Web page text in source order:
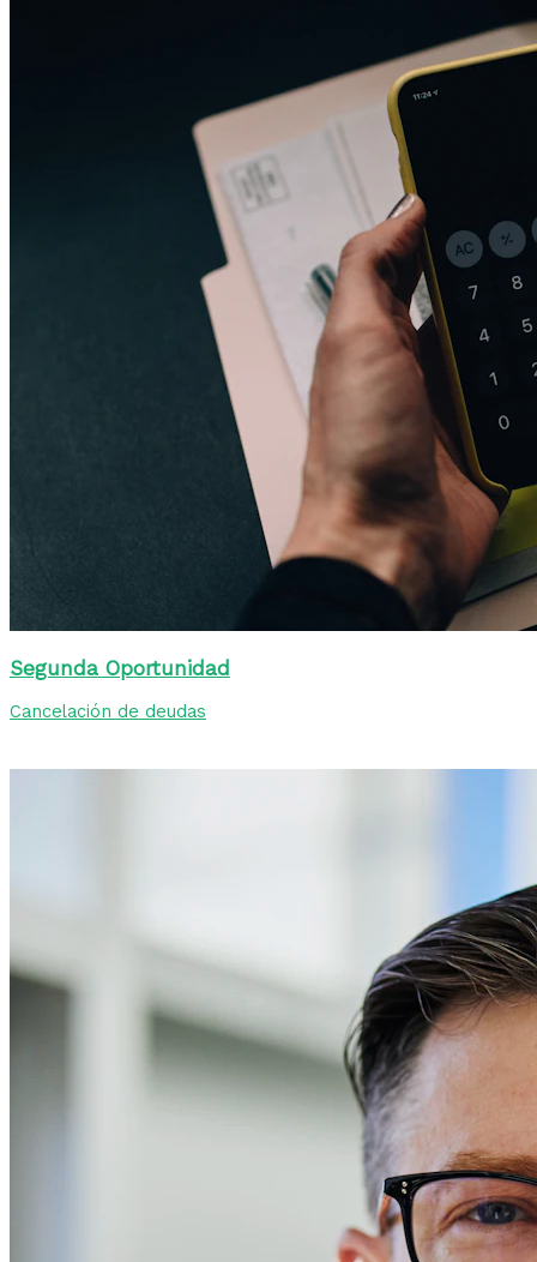
Segunda Oportunidad
Cancelación de deudas